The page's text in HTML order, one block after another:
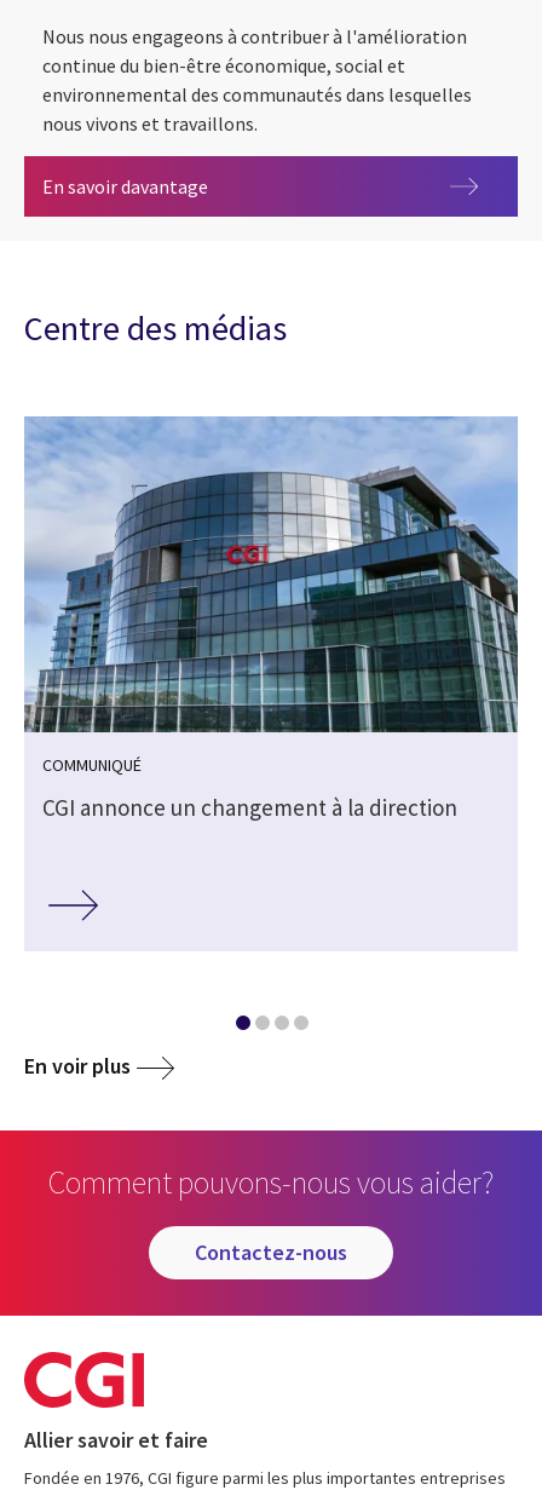
Nous nous engageons à contribuer à l'amélioration
continue du bien-être économique, social et
environnemental des communautés dans lesquelles
nous vivons et travaillons.
En savoir davantage
Centre des médias
COMMUNIQUÉ
CGI annonce un changement à la direction
En voir plus
Comment pouvons-nous vous aider?
contactez-nous
Allier savoir et faire
Fondée en 1976, CGI figure parmi les plus importantes entreprises